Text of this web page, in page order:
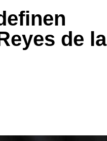
de la